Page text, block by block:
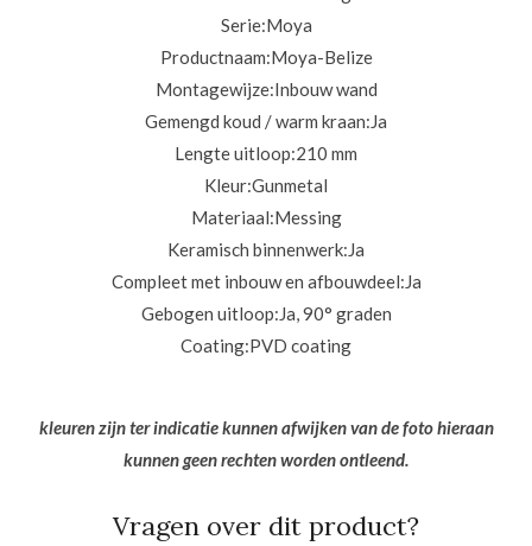
Serie:Moya
Productnaam:Moya-Belize
Montagewijze:Inbouw wand
Gemengd koud / warm kraan:Ja
Lengte uitloop:210 mm
Kleur:Gunmetal
Materiaal:Messing
Keramisch binnenwerk:Ja
Compleet met inbouw en afbouwdeel:Ja
Gebogen uitloop:Ja, 90° graden
Coating:PVD coating
kleuren zijn ter indicatie kunnen afwijken van de foto hieraan
kunnen geen rechten worden ontleend.
Vragen over dit product?